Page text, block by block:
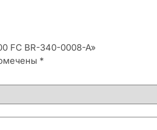
FC BR-340-0008-A»
*